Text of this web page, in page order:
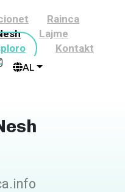
Rainca
Lajme
Kontakt
AL